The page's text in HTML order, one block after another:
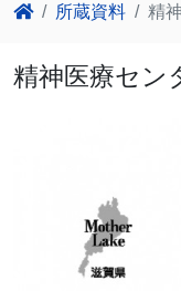
所蔵資料 精
精神医療セン